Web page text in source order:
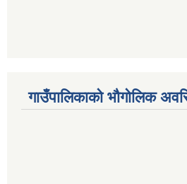
गाउँपालिकाको भौगोलिक